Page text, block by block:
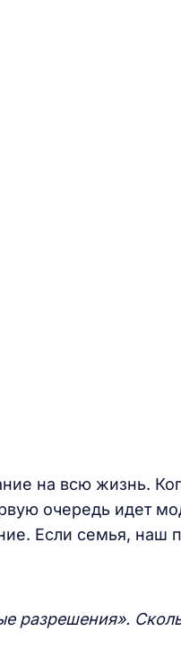
на всю жизнь.
очередь идет
Если семья, наш
разрешения».